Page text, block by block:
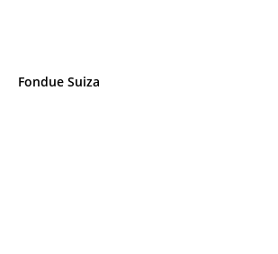
Fondue Suiza